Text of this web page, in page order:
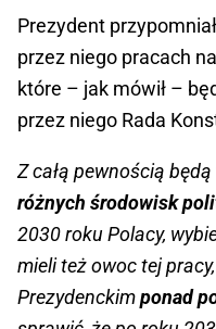
Prezydent
przez niego pracach
które – jak mówił –
przez niego Rada
Z całą pewnością
różnych środowisk
2030 roku Polacy,
mieli też owoc tej
Prezydenckimponad